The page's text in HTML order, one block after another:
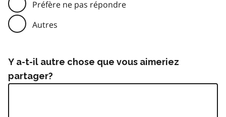
Préfère ne pas répondre
Autres
Y a-t-il autre chose que vous aimeriez
partager?